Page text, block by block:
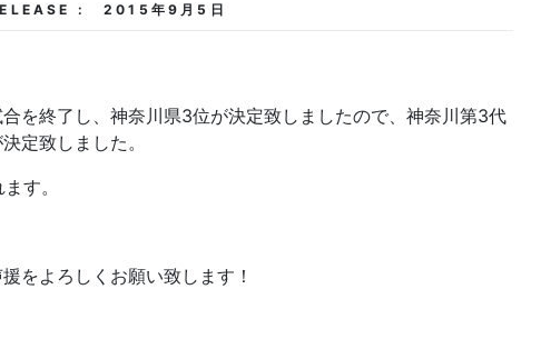
: 2015年9月5日
を終了し、神奈川県3位が決定致しましたので、神奈川第3代
定致しました。
す。
をよろしくお願い致します！